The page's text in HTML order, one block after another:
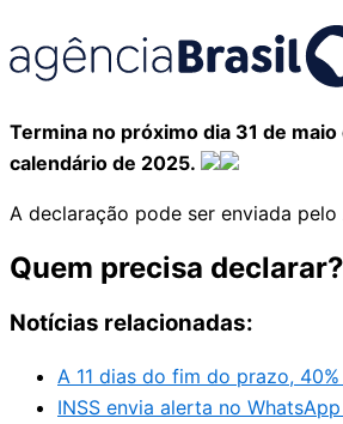
Termina no próximo dia 31 de
calendário de 2025.
A declaração pode ser enviada
Quem precisa declarar?
Notícias relacionadas:
A 11 dias do fim do prazo,
INSS envia alerta no